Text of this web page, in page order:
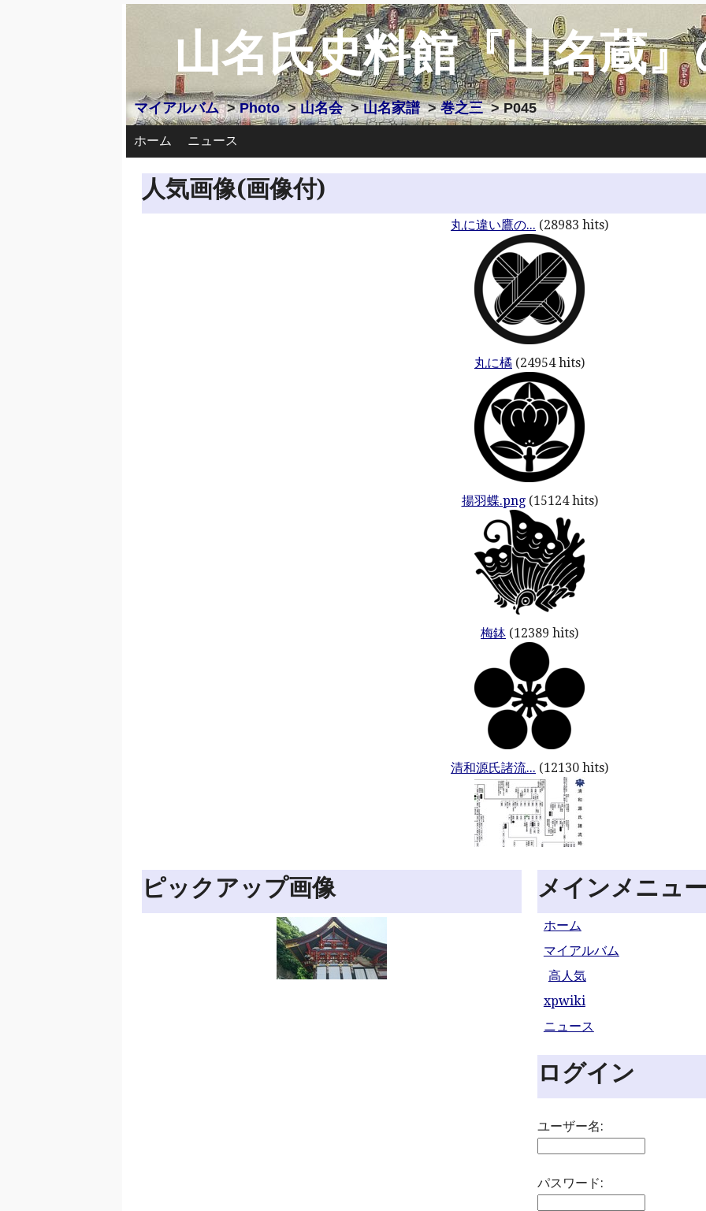
山名氏史料館『山名蔵
マイアルバム>Photo>山名会>山名家譜>巻之三> P045
ホーム ニュース
人気画像(画像付)
丸に違い鷹の... (28983 hits)
丸に橘 (24954 hits)
揚羽蝶.png(15124 hits)
梅鉢 (12389 hits)
清和源氏諸流... (12130 hits)
ピックアップ画像 メインメニュ
ホーム
マイアルバム
高人気
xpwiki
ニュース
ログイン
ユーザー名:
パスワード: